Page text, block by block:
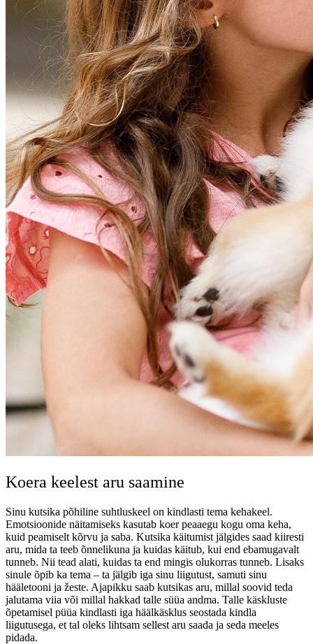
Koera keelest aru saamine
Sinu kutsika põhiline suhtluskeel on kindlasti tema kehakeel.
Emotsioonide näitamiseks kasutab koer peaaegu kogu oma keha,
kuid peamiselt kõrvu ja saba. Kutsika käitumist jälgides saad kiiresti
aru, mida ta teeb õnnelikuna ja kuidas käitub, kui end ebamugavalt
tunneb. Nii tead alati, kuidas ta end mingis olukorras tunneb. Lisaks
sinule õpib ka tema – ta jälgib iga sinu liigutust, samuti sinu
hääletooni ja žeste. Ajapikku saab kutsikas aru, millal soovid teda
jalutama viia või millal hakkad talle süüa andma. Talle käskluste
õpetamisel püüa kindlasti iga häälkäsklus seostada kindla
liigutusega, et tal oleks lihtsam sellest aru saada ja seda meeles
pidada.